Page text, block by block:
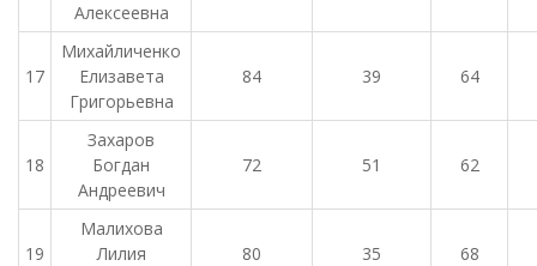
Алексеевна
17
Михайличенко
Елизавета
Григорьевна
84 39 64
18
Захаров
Богдан
Андреевич
72 51 62
19
Малихова
Лилия
80 35 68